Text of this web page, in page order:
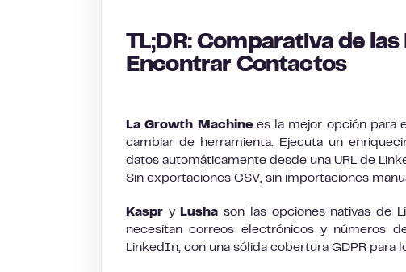
TL;DR: Comparativa de
Encontrar Contactos
La Growth Machinees la mejor opción para
cambiar de herramienta. Ejecuta un
datos automáticamente desde una URL de
Sin exportaciones CSV, sin importaciones
Kaspr y Lusha son las opciones nativas de
necesitan correos electrónicos y números
LinkedIn, con una sólida cobertura GDPR para